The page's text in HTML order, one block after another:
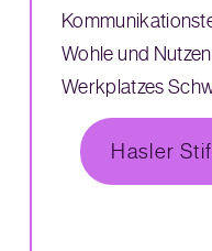
Wohle und
Werkplatzes
Hasler